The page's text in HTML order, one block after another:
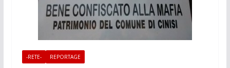
-RETE- REPORTAGE